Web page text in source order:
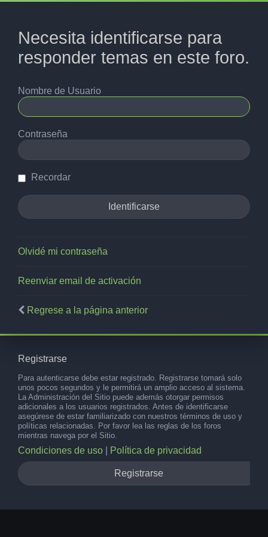
Necesita identificarse para
responder temas en este foro.
Nombre de Usuario
Contraseña
Recordar
Olvidé mi contraseña
Reenviar email de activación
Regrese a la página anterior
Registrarse
Para autenticarse debe estar registrado. Registrarse tomará solo
unos pocos segundos y le permitirá un amplio acceso al sistema.
La Administración del Sitio puede además otorgar permisos
adicionales a los usuarios registrados. Antes de identificarse
asegúrese de estar familiarizado con nuestros términos de uso y
políticas relacionadas. Por favor lea las reglas de los foros
mientras navega por el Sitio.
Condiciones de uso Política de privacidad
Registrarse